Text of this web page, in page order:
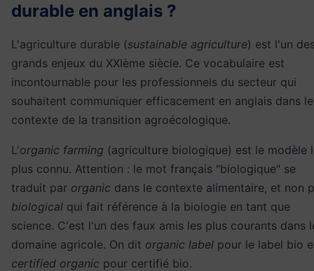
durable en anglais ?
L'agriculture durable (sustainable agriculture) est l'un
grands enjeux du XXIème siècle. Ce vocabulaire est
incontournable pour les professionnels du secteur qui
souhaitent communiquer efficacement en anglais dans le
contexte de la transition agroécologique.
L'organic farming (agriculture biologique) est le modèle
plus connu. Attention : le mot français "biologique" se
traduit par organic dans le contexte alimentaire, et non
biological qui fait référence à la biologie en tant que
science. C'est l'un des faux amis les plus courants dans
domaine agricole. On dit organic label pour le label bio
certified organic pour certifié bio.